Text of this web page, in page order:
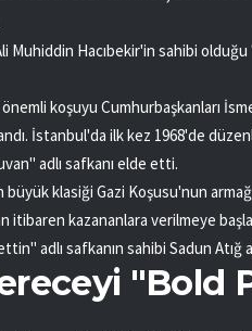
Muhiddin Hacıbekir'in sahibi
koşuyu Cumhurbaşkanları
İstanbul'da ilk kez 1968'de
adlı safkanı elde etti.
en büyük klasiği Gazi Koşusu'nun
itibaren kazananlara verilmeye
adlı safkanın sahibi Sadun Atığ
"Bold